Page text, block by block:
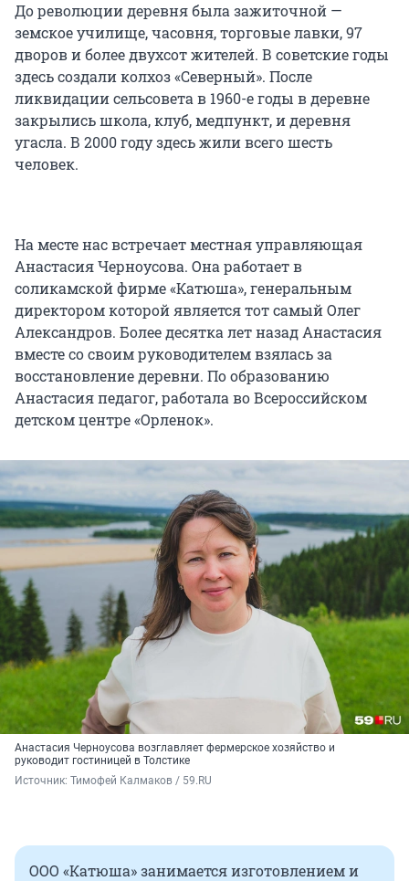
До революции деревня была зажиточной —
земское училище, часовня, торговые лавки, 97
дворов и более двухсот жителей. В советские годы
здесь создали колхоз «Северный». После
ликвидации сельсовета в 1960-е годы в деревне
закрылись школа, клуб, медпункт, и деревня
угасла. В 2000 году здесь жили всего шесть
человек.
На месте нас встречает местная управляющая
Анастасия Черноусова. Она работает в
соликамской фирме «Катюша», генеральным
директором которой является тот самый Олег
Александров. Более десятка лет назад Анастасия
вместе со своим руководителем взялась за
восстановление деревни. По образованию
Анастасия педагог, работала во Всероссийском
детском центре «Орленок».
Анастасия Черноусова возглавляет фермерское хозяйство и
руководит гостиницей в Толстике
Источник: Тимофей Калмаков / 59.RU
ООО «Катюша» занимается изготовлением и